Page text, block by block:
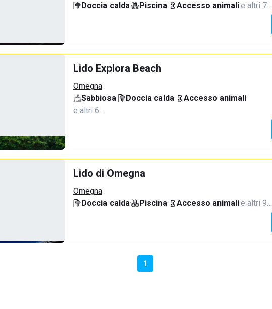
Doccia calda· Piscina· Accesso animali·e altri 7…
Lido Explora Beach
Omegna
Sabbiosa· Doccia calda· Accesso animali·
e altri 6…
Lido di Omegna
Omegna
Doccia calda· Piscina· Accesso animali·e altri 9…
1